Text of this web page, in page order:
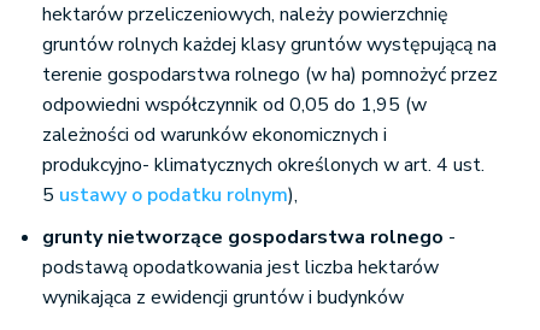
hektarów przeliczeniowych, należy powierzchnię
gruntów rolnych każdej klasy gruntów występującą na
terenie gospodarstwa rolnego (w ha) pomnożyć przez
odpowiedni współczynnik od 0,05 do 1,95 (w
zależności od warunków ekonomicznych i
produkcyjno- klimatycznych określonych w art. 4 ust.
5 ustawy o podatku rolnym),
grunty nietworzące gospodarstwa rolnego -
podstawą opodatkowania jest liczba hektarów
wynikająca z ewidencji gruntów i budynków